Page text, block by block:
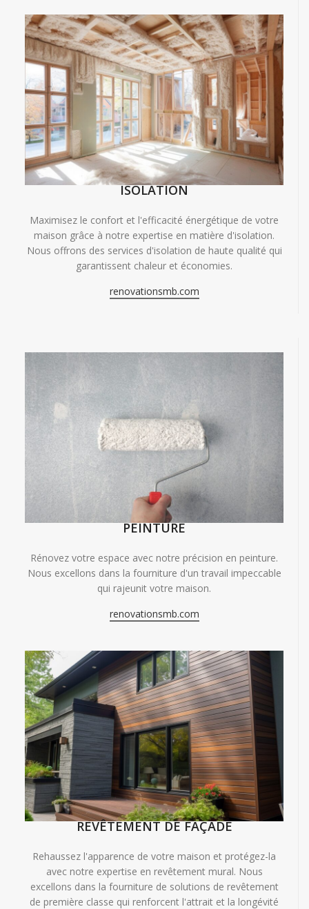
ISOLATION
Maximisez le confort et l'efficacité énergétique de votre
maison grâce à notre expertise en matière d'isolation.
Nous offrons des services d'isolation de haute qualité qui
garantissent chaleur et économies.
renovationsmb.com
PEINTURE
Rénovez votre espace avec notre précision en peinture.
Nous excellons dans la fourniture d'un travail impeccable
qui rajeunit votre maison.
renovationsmb.com
REVÊTEMENT DE FAÇADE
Rehaussez l'apparence de votre maison et protégez-la
avec notre expertise en revêtement mural. Nous
excellons dans la fourniture de solutions de revêtement
de première classe qui renforcent l'attrait et la longévité